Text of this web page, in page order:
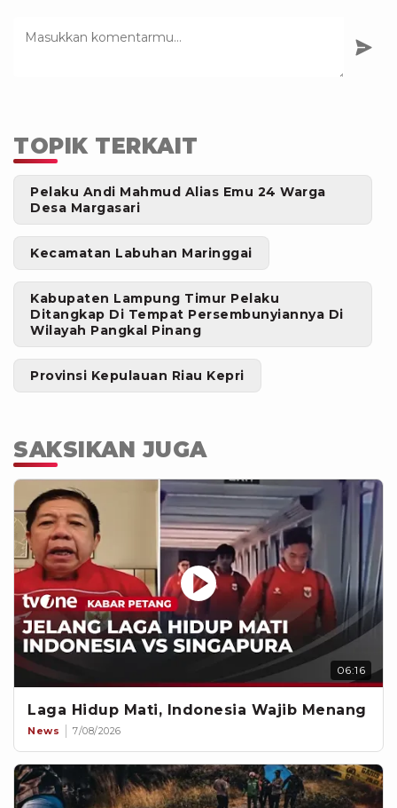
TOPIK TERKAIT
Pelaku Andi Mahmud Alias Emu 24 Warga
Desa Margasari
Kecamatan Labuhan Maringgai
Kabupaten Lampung Timur Pelaku
Ditangkap Di Tempat Persembunyiannya Di
Wilayah Pangkal Pinang
Provinsi Kepulauan Riau Kepri
SAKSIKAN JUGA
06:16
Laga Hidup Mati, Indonesia Wajib Menang
News 7/08/2026